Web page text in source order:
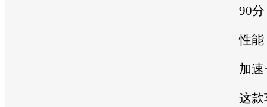
90分
性能
加速
这款